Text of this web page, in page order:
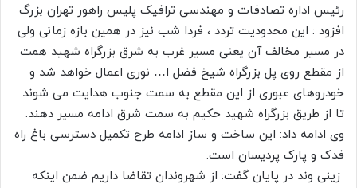
رئیس اداره تصادفات و مهندسی ترافیک پلیس راهور تهران بزرگ
افزود : این محدودیت تردد ، فردا شب نیز در همین بازه زمانی ولی
در مسیر مخالف آن یعنی مسیر غرب به شرق بزرگراه شهید همت
از مقطع روی پل بزرگراه شیخ فضل ا… نوری اعمال خواهد شد و
خودروهای عبوری از این مقطع به سمت جنوب هدایت می شوند
تا از طریق بزرگراه شهید حکیم به سمت شرق ادامه مسیر دهند.
وی ادامه داد: این ساخت و ساز ادامه طرح تکمیل دسترسی باغ راه
فدک و پارک پردیسان است.
زینی وند در پایان گفت: از شهروندان تقاضا داریم ضمن اینکه